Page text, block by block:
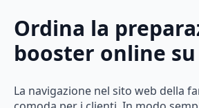
Ordina la
booster online
La navigazione nel sito web della